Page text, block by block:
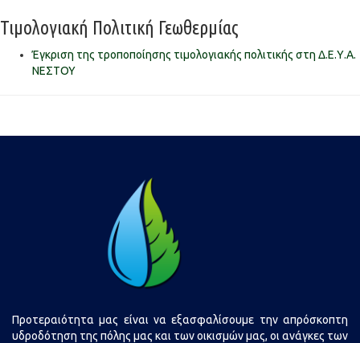
Τιμολογιακή Πολιτική Γεωθερμίας
Έγκριση της τροποποίησης τιμολογιακής πολιτικής στη Δ.Ε.Υ.Α.
ΝΕΣΤΟΥ
Προτεραιότητα μας είναι να εξασφαλίσουμε την απρόσκοπτη
υδροδότηση της πόλης μας και των οικισμών μας, οι ανάγκες των